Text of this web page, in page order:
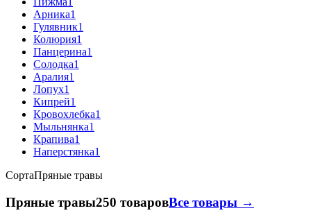
Арника1
Гулявник1
Колюрия1
Панцерина1
Солодка1
Аралия1
Лопух1
Кипрей1
Кровохлебка1
Мыльнянка1
Крапива1
Наперстянка1
СортаПряные травы
Пряные травы250 товаровВсе товары →